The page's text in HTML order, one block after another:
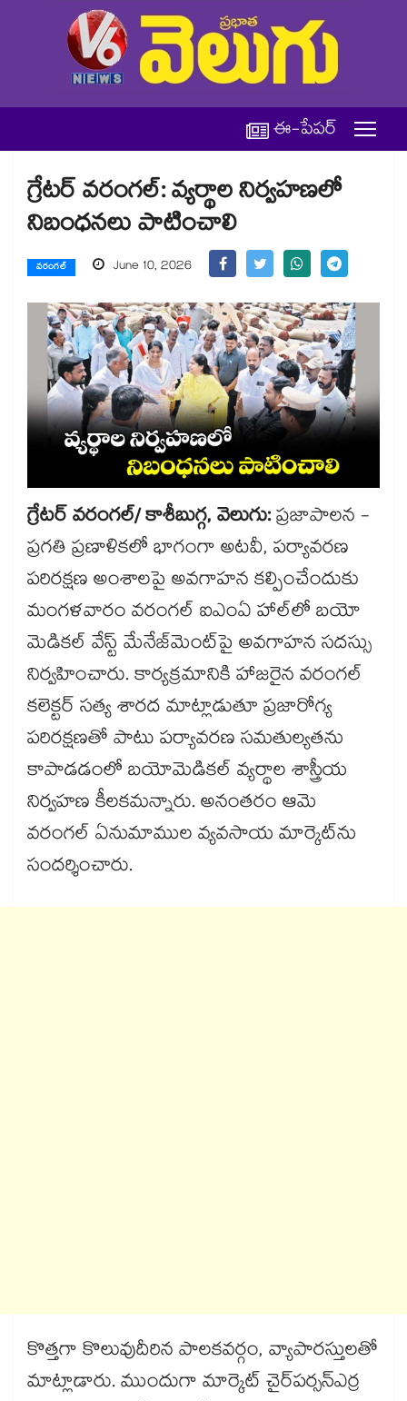
ఈ-పేపర్
గ్రేటర్ వరంగల్: వ్యర్థాల నిర్వహణలో
నిబంధనలు పాటించాలి
వరంగల్ June 10, 2026
గ్రేటర్​ వరంగల్/ కాశీబుగ్గ, వెలుగు:ప్రజాపాలన -
ప్రగతి ప్రణాళికలో భాగంగా అటవీ, పర్యావరణ
పరిరక్షణ అంశాలపై అవగాహన కల్పించేందుకు
మంగళవారం వరంగల్ ఐఎంఏ హాల్‌‌‌‌‌‌‌‌‌‌‌‌‌‌‌‌లో బయో
మెడికల్ వేస్ట్ మేనేజ్‌‌‌‌‌‌‌‌‌‌‌‌‌‌‌‌మెంట్‌‌‌‌‌‌‌‌‌‌‌‌‌‌‌‌పై అవగాహన సదస్సు
నిర్వహించారు. కార్యక్రమానికి హాజరైన వరంగల్​
కలెక్టర్ సత్య శారద మాట్లాడుతూ ప్రజారోగ్య
పరిరక్షణతో పాటు పర్యావరణ సమతుల్యతను
కాపాడడంలో బయోమెడికల్ వ్యర్థాల శాస్త్రీయ
నిర్వహణ కీలకమన్నారు. అనంతరం ఆమె
వరంగల్​ ఏనుమాముల వ్యవసాయ మార్కెట్​ను
సందర్శించారు.
కొత్తగా కొలువుదీరిన పాలకవర్గం, వ్యాపారస్తులతో
మాట్లాడారు. ముందుగా మార్కెట్​ చైర్​పర్సన్​ఎర్ర